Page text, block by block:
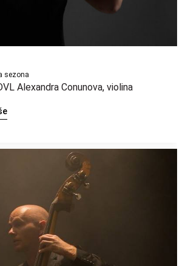
sezona
Alexandra Conunova, violina